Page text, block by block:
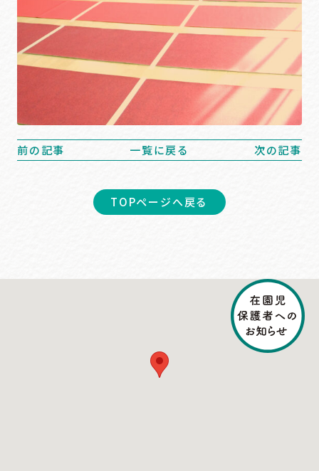
前の記事 一覧に戻る 次の記事
TOPページへ戻る